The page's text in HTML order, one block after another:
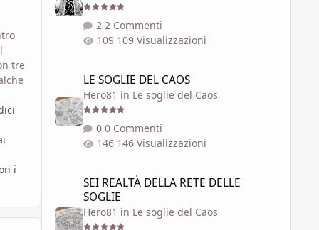
tre
i
2 Commenti
109 Visualizzazioni
LE SOGLIE DEL CAOS
Hero81 in Le soglie del Caos
0 Commenti
146 Visualizzazioni
SEI REALTÀ DELLA RETE DELLE
SOGLIE
Hero81 in Le soglie del Caos